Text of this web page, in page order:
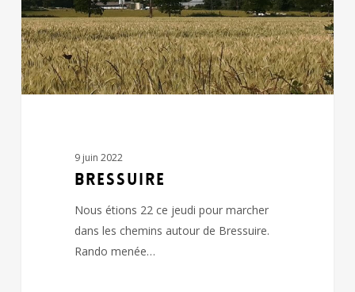
9 juin 2022
BRESSUIRE
Nous étions 22 ce jeudi pour marcher
dans les chemins autour de Bressuire.
Rando menée…